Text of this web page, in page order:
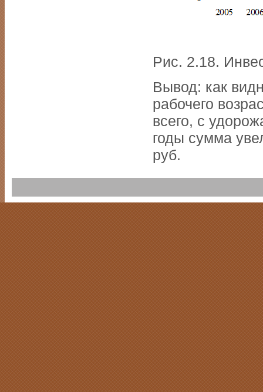
Рис. 2.18.
Вывод: как
рабочего
всего, с
годы сумма
руб.